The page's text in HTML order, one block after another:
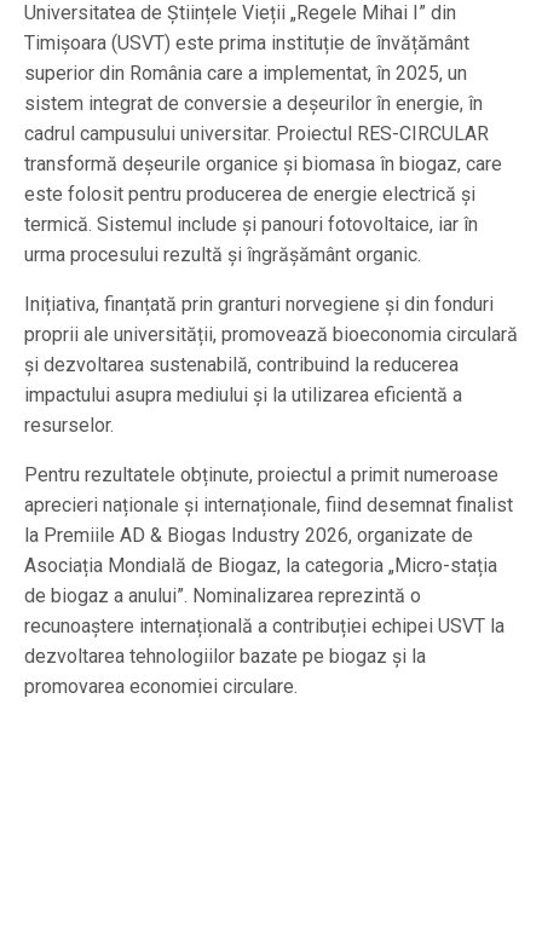
Universitatea de Științele Vieții „Regele Mihai I” din
Timișoara (USVT) este prima instituție de învățământ
superior din România care a implementat, în 2025, un
sistem integrat de conversie a deșeurilor în energie, în
cadrul campusului universitar. Proiectul RES-CIRCULAR
transformă deșeurile organice și biomasa în biogaz, care
este folosit pentru producerea de energie electrică și
termică. Sistemul include și panouri fotovoltaice, iar în
urma procesului rezultă și îngrășământ organic.
Inițiativa, finanțată prin granturi norvegiene și din fonduri
proprii ale universității, promovează bioeconomia circulară
și dezvoltarea sustenabilă, contribuind la reducerea
impactului asupra mediului și la utilizarea eficientă a
resurselor.
Pentru rezultatele obținute, proiectul a primit numeroase
aprecieri naționale și internaționale, fiind desemnat finalist
la Premiile AD & Biogas Industry 2026, organizate de
Asociația Mondială de Biogaz, la categoria „Micro-stația
de biogaz a anului”. Nominalizarea reprezintă o
recunoaștere internațională a contribuției echipei USVT la
dezvoltarea tehnologiilor bazate pe biogaz și la
promovarea economiei circulare.